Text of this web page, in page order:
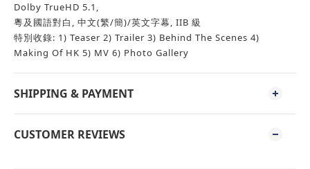
Dolby TrueHD 5.1,
粵及國語對白, 中文(繁/簡)/英文字幕, IIB 級
特別收錄: 1) Teaser 2) Trailer 3) Behind The Scenes 4)
Making Of HK 5) MV 6) Photo Gallery
SHIPPING & PAYMENT
CUSTOMER REVIEWS